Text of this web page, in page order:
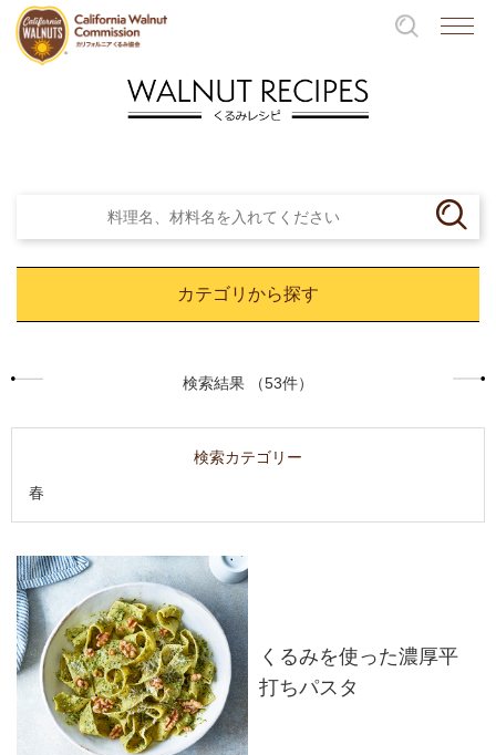
カテゴリから探す
検索結果 （53件）
検索カテゴリー
春
くるみを使った濃厚平
打ちパスタ